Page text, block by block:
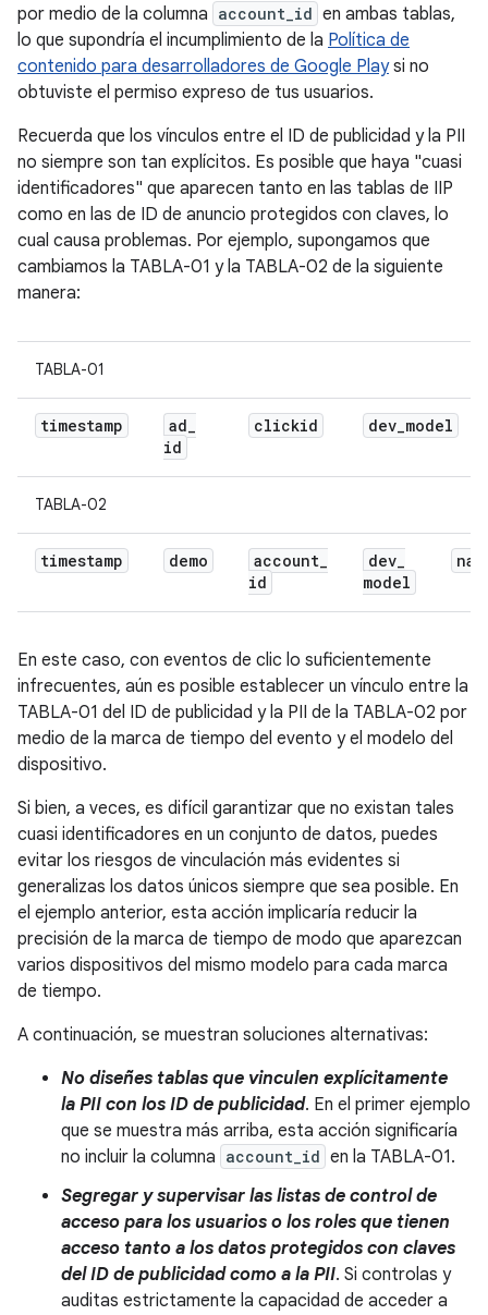
por medio de la columna account_id en ambas tablas,
lo que supondría el incumplimiento de la Política de
contenido para desarrolladores de Google Playsi no
obtuviste el permiso expreso de tus usuarios.
Recuerda que los vínculos entre el ID de publicidad y la PII
no siempre son tan explícitos. Es posible que haya "cuasi
identificadores" que aparecen tanto en las tablas de IIP
como en las de ID de anuncio protegidos con claves, lo
cual causa problemas. Por ejemplo, supongamos que
cambiamos la TABLA-01 y la TABLA-02 de la siguiente
manera:
TABLA-01
timestamp ad_
id
clickid dev_model
TABLA-02
timestamp demo account_
id
dev_
model
En este caso, con eventos de clic lo suficientemente
infrecuentes, aún es posible establecer un vínculo entre la
TABLA-01 del ID de publicidad y la PII de la TABLA-02 por
medio de la marca de tiempo del evento y el modelo del
dispositivo.
Si bien, a veces, es difícil garantizar que no existan tales
cuasi identificadores en un conjunto de datos, puedes
evitar los riesgos de vinculación más evidentes si
generalizas los datos únicos siempre que sea posible. En
el ejemplo anterior, esta acción implicaría reducir la
precisión de la marca de tiempo de modo que aparezcan
varios dispositivos del mismo modelo para cada marca
de tiempo.
A continuación, se muestran soluciones alternativas:
No diseñes tablas que vinculen explícitamente
la PII con los ID de publicidad. En el primer ejemplo
que se muestra más arriba, esta acción significaría
no incluir la columna account_id en la TABLA-01.
Segregar y supervisar las listas de control de
acceso para los usuarios o los roles que tienen
acceso tanto a los datos protegidos con claves
del ID de publicidad como a la PII. Si controlas y
auditas estrictamente la capacidad de acceder a